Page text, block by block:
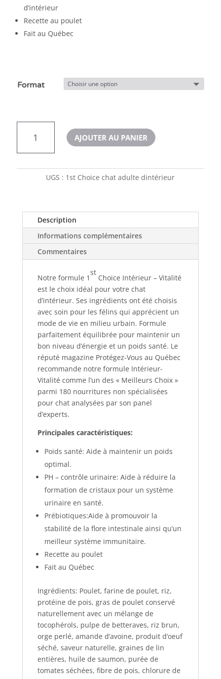
d’intérieur
Recette au poulet
Fait au Québec
Format
AJOUTER AU PANIER
UGS : 1st Choice chat adulte dintérieur
Description
Informations complémentaires
Commentaires
Notre formule 1
st
Choice Intérieur – Vitalité
est le choix idéal pour votre chat
d’intérieur. Ses ingrédients ont été choisis
avec soin pour les félins qui apprécient un
mode de vie en milieu urbain. Formule
parfaitement équilibrée pour maintenir un
bon niveau d’énergie et un poids santé. Le
réputé magazine Protégez-Vous au Québec
recommande notre formule Intérieur-
Vitalité comme l’un des « Meilleurs Choix »
parmi 180 nourritures non spécialisées
pour chat analysées par son panel
d’experts.
Principales caractéristiques:
Poids santé: Aide à maintenir un poids
optimal.
PH – contrôle urinaire: Aide à réduire la
formation de cristaux pour un système
urinaire en santé.
Prébiotiques:Aide à promouvoir la
stabilité de la flore intestinale ainsi qu’un
meilleur système immunitaire.
Recette au poulet
Fait au Québec
Ingrédients: Poulet, farine de poulet, riz,
protéine de pois, gras de poulet conservé
naturellement avec un mélange de
tocophérols, pulpe de betteraves, riz brun,
orge perlé, amande d’avoine, produit d’oeuf
séché, saveur naturelle, graines de lin
entières, huile de saumon, purée de
tomates séchées, fibre de pois, chlorure de